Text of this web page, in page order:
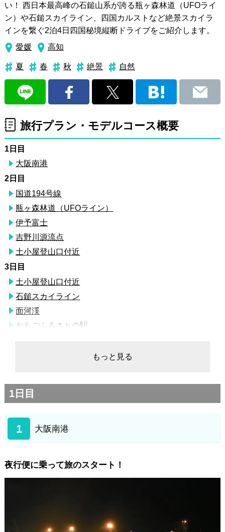
い！ 西日本最高峰の石鎚山系が誇る瓶ヶ森林道（UFOライ
ン）や石鎚スカイライン、四国カルストなど絶景スカイラ
インを繋ぐ2泊4日四国秘境縦断ドライブをご紹介します。
愛媛
高知
夏 春 秋 絶景 自然
旅行プラン・モデルコース概要
1日目
大阪南港
2日目
国道194号線
瓶ヶ森林道（UFOライン）
伊予富士
吉野川源流点
土小屋登山口付近
3日目
土小屋登山口付近
石鎚スカイライン
面河渓
おもごふるさとの駅
四国カルスト/梼原町付近で宿泊
4日目
風の里公園
帷子崎
もっと見る
1日目
1 大阪南港
夜行便に乗って旅のスタート！